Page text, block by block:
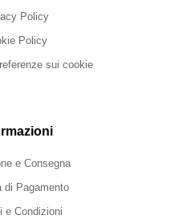
Policy
Policy
sui cookie
e Consegna
di Pagamento
e Condizioni